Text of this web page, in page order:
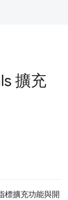
擴充
標擴充功能與開